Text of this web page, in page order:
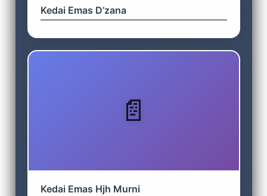
Kedai Emas D’zana
Kedai Emas Hjh Murni